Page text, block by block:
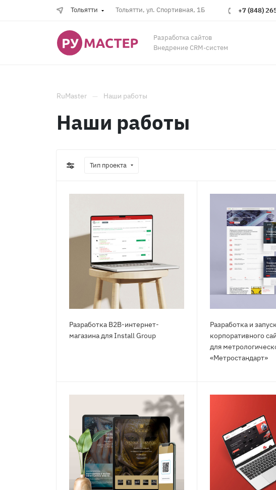
Тольятти Тольятти, ул. Спортивная, 1Б +7 (848)
Разработка сайтов
Внедрение CRM-систем
RuMaster Наши работы
Наши работы
Тип проекта
Разработка B2B-интернет-
магазина для Install Group
Разработка и
корпоративного
для
«Метростандарт»